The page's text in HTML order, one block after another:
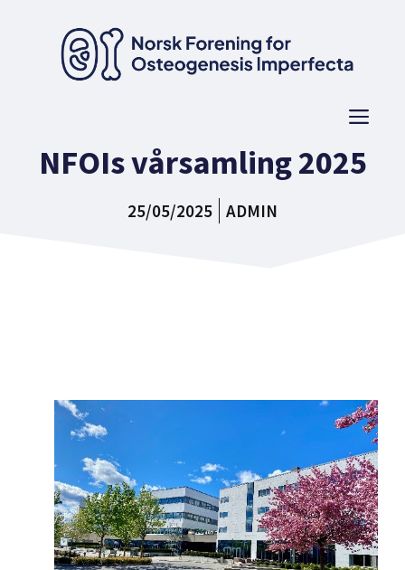
NFOIs vårsamling 2025
25/05/2025 ADMIN